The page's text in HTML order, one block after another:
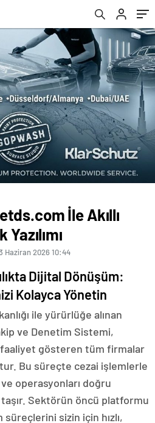
İle Akıllı
Yazılımı
Haziran 2026 10:44
Dijital Dönüşüm:
Kolayca Yönetin
ile yürürlüğe alınan
ve Denetim Sistemi,
faaliyet gösteren tüm firmalar
Bu süreçte cezai işlemlerle
operasyonları doğru
Sektörün öncü platformu
süreçlerini sizin için hızlı,